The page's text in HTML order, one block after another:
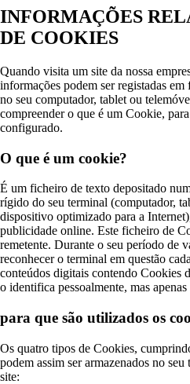
INFORMAÇÕES
DE COOKIES
Quando visita um site da nossa
informações podem ser registadas
no seu computador, tablet ou
compreender o que é um Cookie,
configurado.
O que é um cookie?
É um ficheiro de texto depositado
rígido do seu terminal (computador,
dispositivo optimizado para a
publicidade online. Este ficheiro de
remetente. Durante o seu período de
reconhecer o terminal em questão
conteúdos digitais contendo Cookies
o identifica pessoalmente, mas
para que são utilizados os
Os quatro tipos de Cookies,
podem assim ser armazenados no
site: